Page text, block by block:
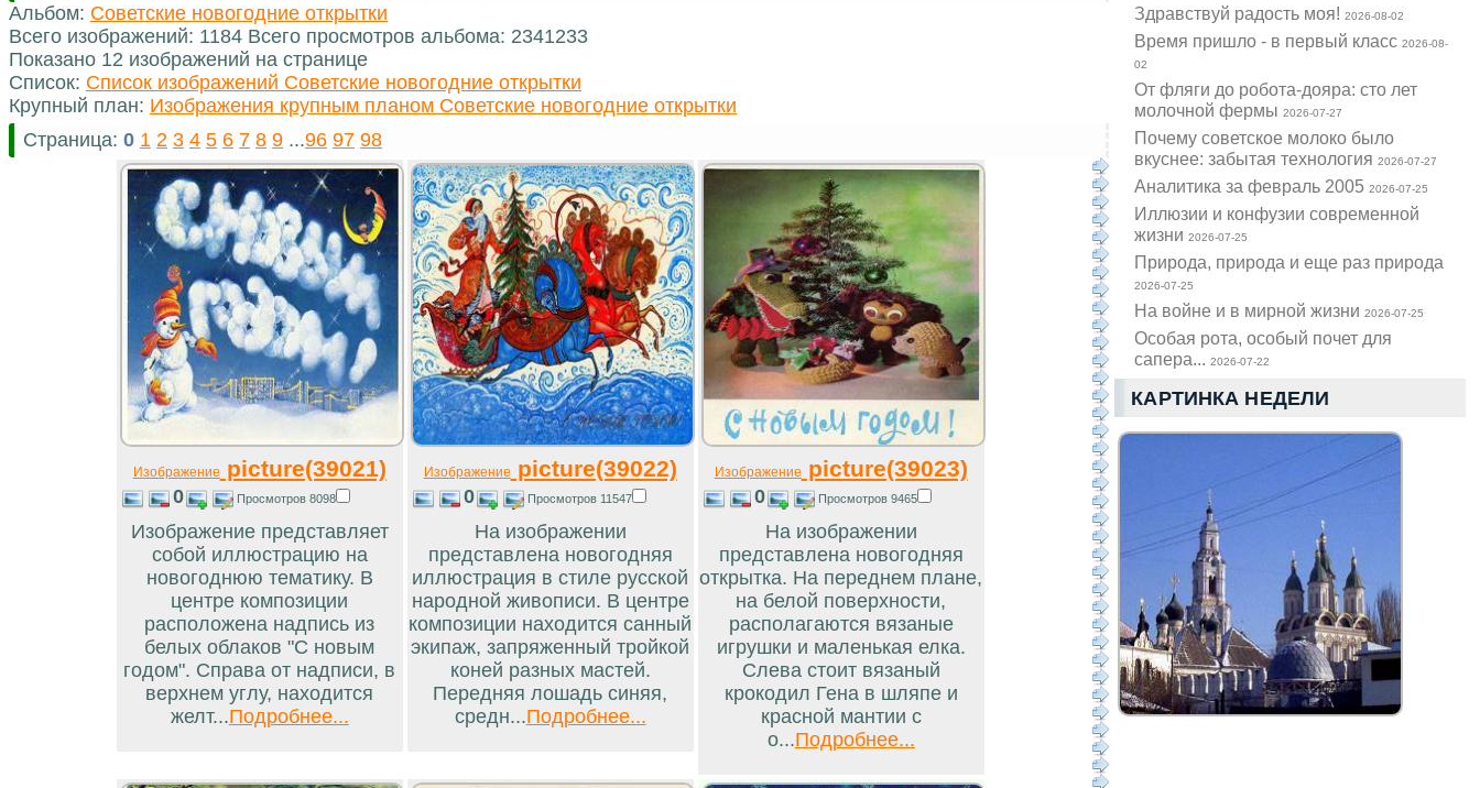
Здравствуй радость моя!2026-08-02
Время пришло - в первый класс2026-08-
02
От фляги до робота-дояра: сто лет
молочной фермы2026-07-27
Почему советское молоко было
вкуснее: забытая технология2026-07-27
Аналитика за февраль 20052026-07-25
Иллюзии и конфузии современной
жизни2026-07-25
Природа, природа и еще раз природа
2026-07-25
На войне и в мирной жизни2026-07-25
Особая рота, особый почет для
сапера...2026-07-22
КАРТИНКА НЕДЕЛИ
Альбом: Советские новогодние открытки
Всего изображений: 1184 Всего просмотров альбома: 2341233
Показано 12 изображений на странице
Список: Список изображений Советские новогодние открытки
Крупный план: Изображения крупным планом Советские новогодние открытки
Страница: 0 1 2 3 4 5 6 7 8 9 ...96 97 98
Изображение picture(39021)
0 Просмотров 8098
Изображение представляет
собой иллюстрацию на
новогоднюю тематику. В
центре композиции
расположена надпись из
белых облаков "С новым
годом". Справа от надписи, в
верхнем углу, находится
желт...Подробнее...
Изображение picture(39022)
0 Просмотров 11547
На изображении
представлена новогодняя
иллюстрация в стиле русской
народной живописи. В центре
композиции находится санный
экипаж, запряженный тройкой
коней разных мастей.
Передняя лошадь синяя,
средн...Подробнее...
Изображение picture(39023)
0 Просмотров 9465
На изображении
представлена новогодняя
открытка. На переднем плане,
на белой поверхности,
располагаются вязаные
игрушки и маленькая елка.
Слева стоит вязаный
крокодил Гена в шляпе и
красной мантии с
о...Подробнее...